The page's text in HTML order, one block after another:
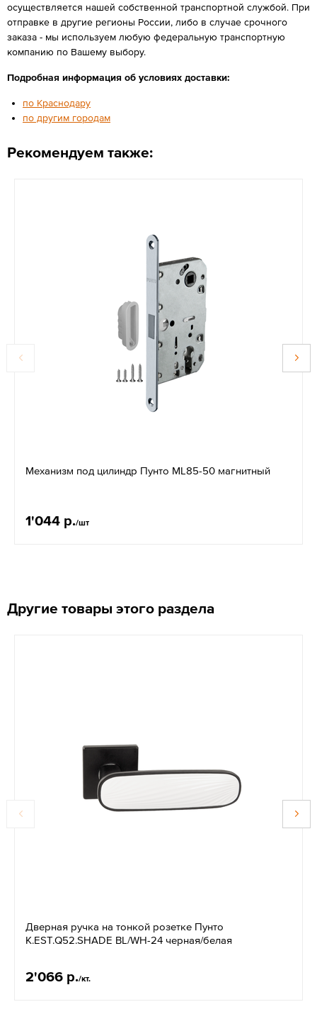
осуществляется нашей собственной транспортной службой. При
отправке в другие регионы России, либо в случае срочного
заказа - мы используем любую федеральную транспортную
компанию по Вашему выбору.
Подробная информация об условиях доставки:
по Краснодару
по другим городам
Рекомендуем также:
Механизм под цилиндр Пунто ML85-50 магнитный
1'044 р./шт
Другие товары этого раздела
Дверная ручка на тонкой розетке Пунто
K.EST.Q52.SHADE BL/WH-24 черная/белая
2'066 р./кт.